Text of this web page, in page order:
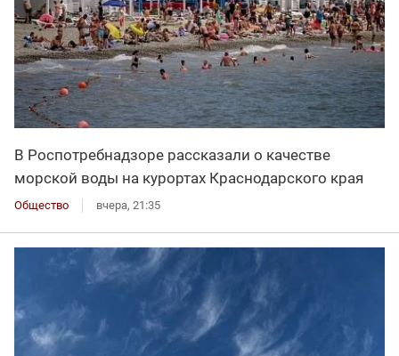
В Роспотребнадзоре рассказали о качестве
морской воды на курортах Краснодарского края
Общество вчера, 21:35